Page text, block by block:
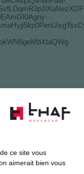
Thaf Workwear